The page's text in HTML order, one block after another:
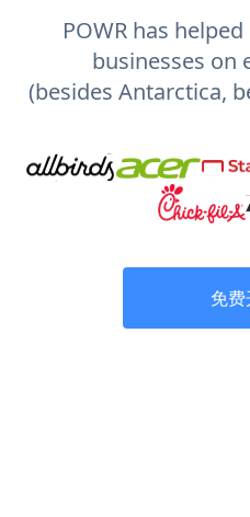
POWR has
businesses on
(besides Antarctica,
免